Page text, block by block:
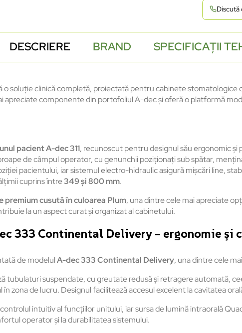
Discută
DESCRIERE BRAND SPECIFICAȚII
soluție clinică completă, proiectată pentru cabinete
apreciate componente din portofoliul A-dec și oferă o platformă
pacient A-dec 311, recunoscut pentru designul său ergonomic
de câmpul operator, cu genunchii poziționați sub spătar,
pacientului, iar sistemul electro-hidraulic asigură mișcări line,
cuprins între349 și 800 mm.
premium cusută în culoarea Plum, una dintre cele mai apreciate
la un aspect curat și organizat al cabinetului.
333 Continental Delivery – ergonomie și
de modelulA-dec 333 Continental Delivery, una dintre cele
tubulaturi suspendate, cu greutate redusă și retragere automată,
zona de lucru. Designul facilitează accesul excelent la cavitatea
intuitiv al funcțiilor unitului, iar sursa de lumină intraorală
operator și la durabilitatea sistemului.